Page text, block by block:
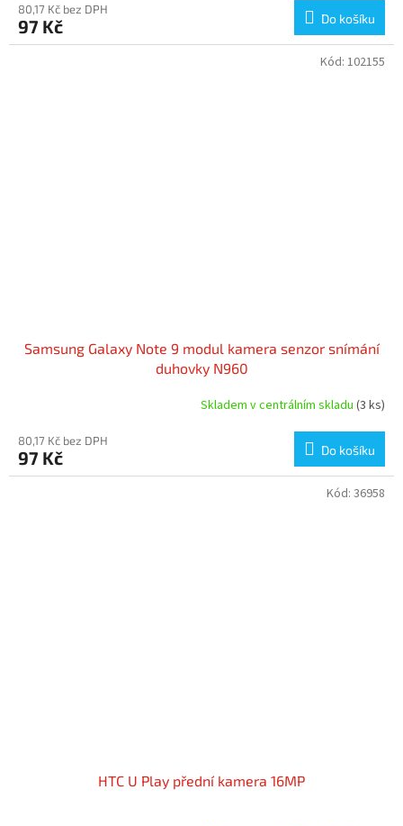
80,17 Kč bez DPH
97 Kč Do košíku
Samsung Galaxy Note 9 modul kamera senzor snímání
duhovky N960
Skladem v centrálním skladu (3 ks)
80,17 Kč bez DPH
97 Kč Do košíku
Kód: 102155
HTC U Play přední kamera 16MP
Kód: 36958